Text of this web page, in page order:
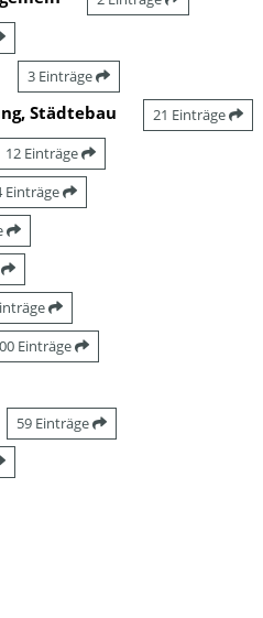
3 Einträge
Städtebau 21 Einträge
12 Einträge
Einträge
Einträge
59 Einträge